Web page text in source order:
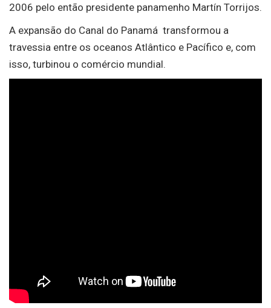
2006 pelo então presidente panamenho Martín Torrijos.
A expansão do Canal do Panamá transformou a
travessia entre os oceanos Atlântico e Pacífico e, com
isso, turbinou o comércio mundial.